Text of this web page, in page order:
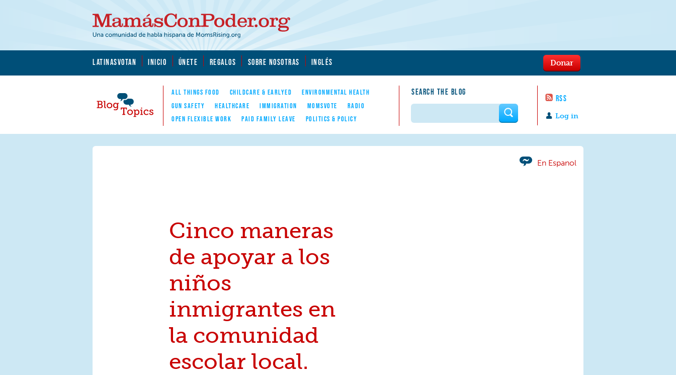
MamásConPoder.org
LATINASVOTAN INICIO ÚNETE REGALOS SOBRE NOSOTRAS INGLÉS
Blog Topics
Nav
ALL THINGS FOOD CHILDCARE & EARLYED
ENVIRONMENTAL HEALTH
GUN SAFETY
HEALTHCARE IMMIGRATION MOMSVOTE
RADIO
OPEN FLEXIBLE WORK
PAID FAMILY LEAVE POLITICS & POLICY
SEARCH THE BLOG
RSS
Log in
Donar
Search form
En Espanol
Cinco maneras
de apoyar a los
niños
inmigrantes en
la comunidad
escolar local.